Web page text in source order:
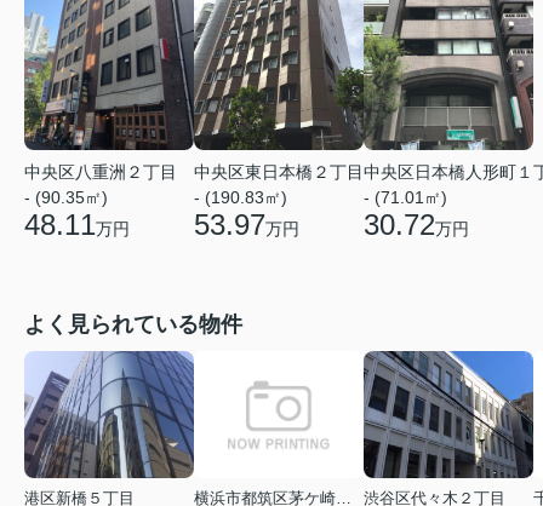
中央区八重洲２丁目
- (90.35㎡)
48.11万円
中央区東日本橋２丁目
- (190.83㎡)
53.97万円
中央区日本橋人形町１
- (71.01㎡)
30.72万円
よく見られている物件
港区新橋５丁目
渋谷区代々木２丁目